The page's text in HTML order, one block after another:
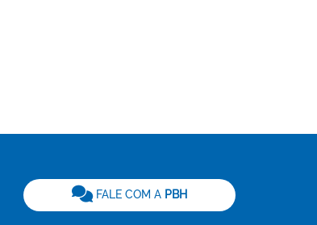
FALE COM A PBH